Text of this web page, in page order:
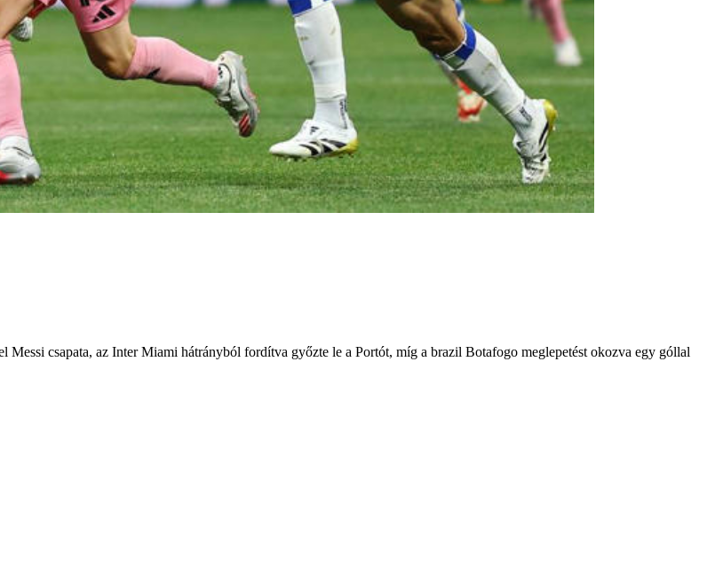
csapata, az Inter Miami hátrányból fordítva győzte le a Portót, míg a brazil Botafogo meglepetést okozva egy góllal